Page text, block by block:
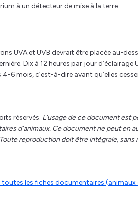
à un détecteur de mise à la terre.
UVA et UVB devrait être placée au-
Dix à 12 heures par jour
6 mois, c’est-à-dire avant qu’elles
réservés. L’usage de ce document est
d’animaux. Ce document ne peut en
reproduction doit être intégrale,
toutes les fiches documentaires